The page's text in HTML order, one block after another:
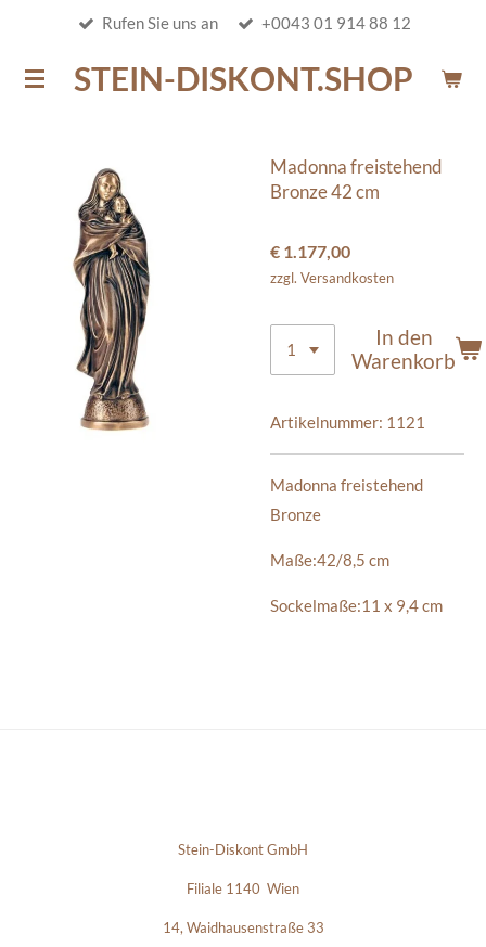
springenSTEIN-DISKONT.SHOP
Rufen Sie uns an +0043 01 914 88 12
Madonna freistehend
Bronze 42 cm
€ 1.177,00
zzgl. Versandkosten
In den
Warenkorb
Artikelnummer: 1121
Madonna freistehend
Bronze
Maße:42/8,5 cm
Sockelmaße:11 x 9,4 cm
Stein-Diskont GmbH
Filiale 1140 Wien
14, Waidhausenstraße 33